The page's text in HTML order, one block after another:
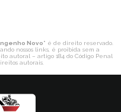
Novo" é de direito reservado.
nossos links, é proibida sem a
autoral – artigo 184 do Código Penal
autorais